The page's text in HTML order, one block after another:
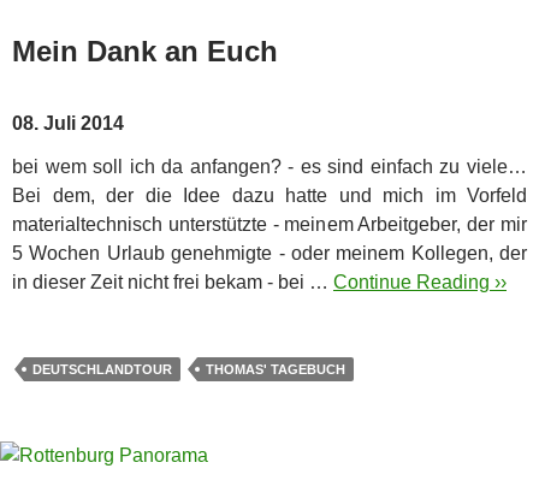
Mein Dank an Euch
08. Juli 2014
bei wem soll ich da anfangen? - es sind einfach zu viele…
Bei dem, der die Idee dazu hatte und mich im Vorfeld
materialtechnisch unterstützte - meinem Arbeitgeber, der mir
5 Wochen Urlaub genehmigte - oder meinem Kollegen, der
in dieser Zeit nicht frei bekam - bei … Continue Reading ››
DEUTSCHLANDTOUR THOMAS' TAGEBUCH